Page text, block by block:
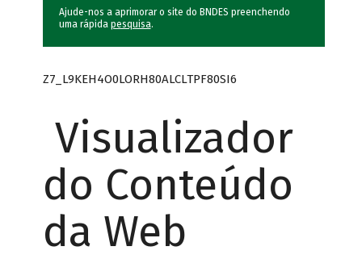
Ajude-nos a aprimorar o site do BNDES preenchendo
uma rápida pesquisa.
Z7_L9KEH4O0LORH80ALCLTPF80SI6
Visualizador
do Conteúdo
da Web